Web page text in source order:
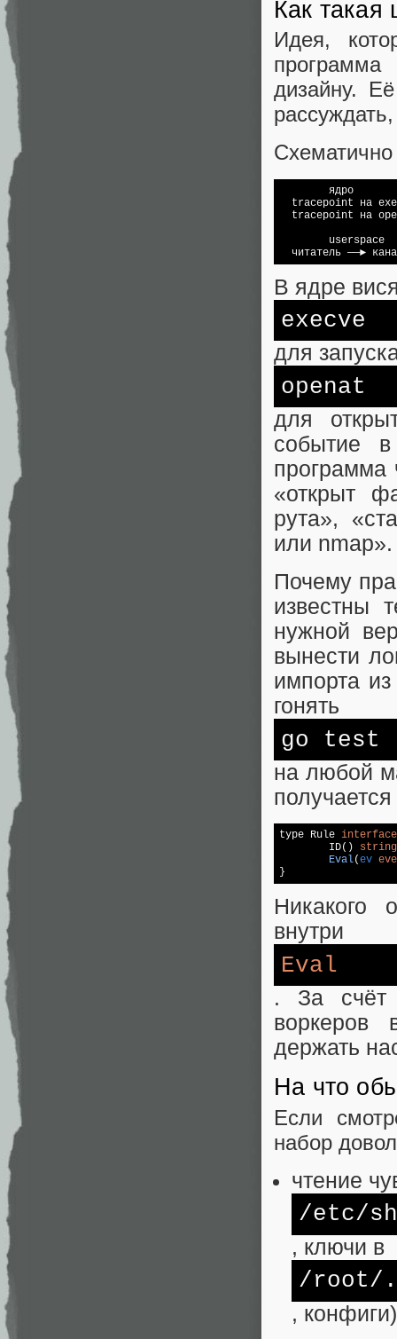
Как такая
Идея,
дизайну.
Схематично
        ядро
tracepoint на
tracepoint на
userspace
В ядре
execve
для
openat
для
событие
программа
«открыт
рута»,
или nmap».
Почему
известны
нужной
вынести
импорта
гонять
go test
на любой
type Rule interface
	ID()
string
Eval(ev
Никакого
внутри
Eval
. За счёт
воркеров
держать
На что
Если
набор
чтение
/etc/
, ключи в
/root/
,